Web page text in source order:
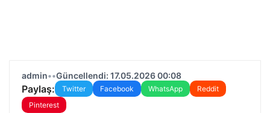
admin••Güncellendi: 17.05.2026 00:08
Paylaş: Twitter Facebook WhatsApp
Reddit
Pinterest